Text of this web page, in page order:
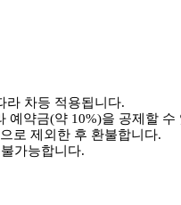
라 차등 적용됩니다.
예약금(약 10%)을 공제할 수
로 제외한 후 환불합니다.
가능합니다.